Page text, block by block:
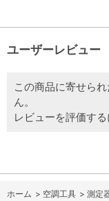
ユーザーレビュー
この商品に寄せら
ん。
レビューを評価す
ホーム > 空調工具 > 測定